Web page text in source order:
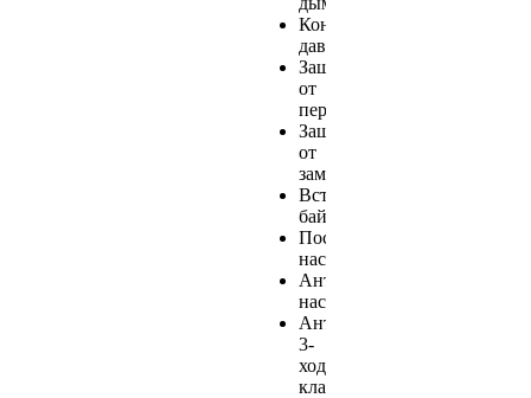
Контроль
давления;
Защита
от
перегрева;
Защита
от
замерзания;
Встроенный
байпас;
Постциркуляция
насоса;
Антиблокировка
насоса;
Антиблокировка
3-
ходового
клапана.